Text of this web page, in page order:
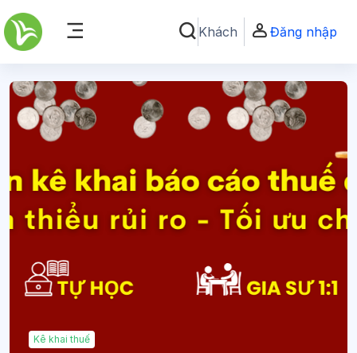
Chuyển tới nội dung chính
Bảng điều khiển cạnh
Chuyển đổi chọn tìm kiếm
Khách Đăng nhập
Kê khai thuế